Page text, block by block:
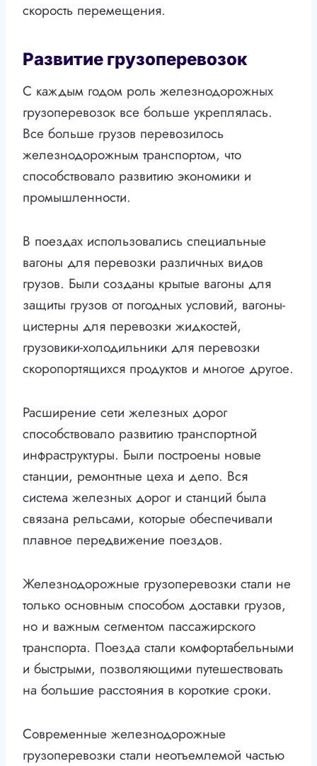
скорость перемещения.
Развитие грузоперевозок
С каждым годом роль железнодорожных
грузоперевозок все больше укреплялась.
Все больше грузов перевозилось
железнодорожным транспортом, что
способствовало развитию экономики и
промышленности.
В поездах использовались специальные
вагоны для перевозки различных видов
грузов. Были созданы крытые вагоны для
защиты грузов от погодных условий, вагоны-
цистерны для перевозки жидкостей,
грузовики-холодильники для перевозки
скоропортящихся продуктов и многое другое.
Расширение сети железных дорог
способствовало развитию транспортной
инфраструктуры. Были построены новые
станции, ремонтные цеха и депо. Вся
система железных дорог и станций была
связана рельсами, которые обеспечивали
плавное передвижение поездов.
Железнодорожные грузоперевозки стали не
только основным способом доставки грузов,
но и важным сегментом пассажирского
транспорта. Поезда стали комфортабельными
и быстрыми, позволяющими путешествовать
на большие расстояния в короткие сроки.
Современные железнодорожные
грузоперевозки стали неотъемлемой частью